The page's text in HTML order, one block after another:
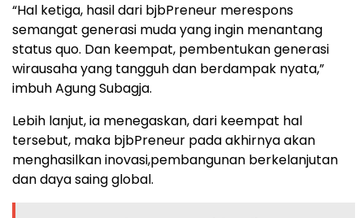
“Hal ketiga, hasil dari bjbPreneur merespons
semangat generasi muda yang ingin menantang
status quo. Dan keempat, pembentukan generasi
wirausaha yang tangguh dan berdampak nyata,”
imbuh Agung Subagja.
Lebih lanjut, ia menegaskan, dari keempat hal
tersebut, maka bjbPreneur pada akhirnya akan
menghasilkan inovasi,pembangunan berkelanjutan
dan daya saing global.